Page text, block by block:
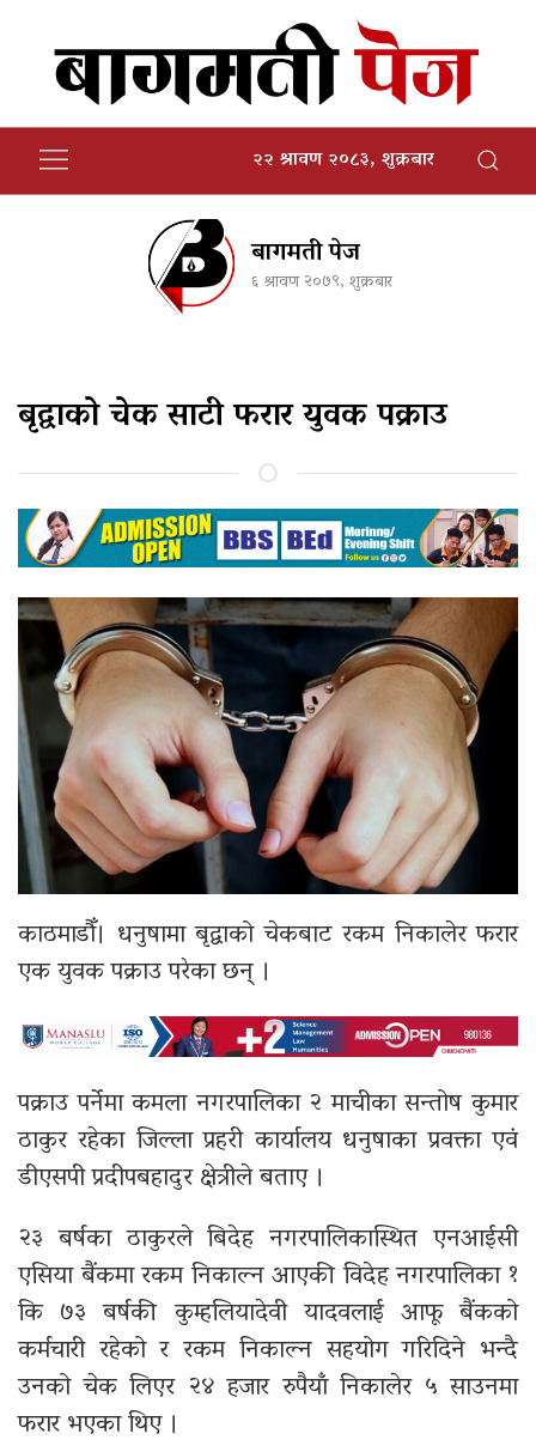
२२ श्रावण २०८३, शुक्रबार
बागमती पेज
६ श्रावण २०७९, शुक्रबार
बृद्वाको चेक साटी फरार युवक पक्राउ
काठमाडौँ। धनुषामा बृद्वाको चेकबाट रकम निकालेर फरार
एक युवक पक्राउ परेका छन् ।
पक्राउ पर्नेमा कमला नगरपालिका २ माचीका सन्तोष कुमार
ठाकुर रहेका जिल्ला प्रहरी कार्यालय धनुषाका प्रवक्ता एवं
डीएसपी प्रदीपबहादुर क्षेत्रीले बताए ।
२३ बर्षका ठाकुरले बिदेह नगरपालिकास्थित एनआईसी
एसिया बैंकमा रकम निकाल्न आएकी विदेह नगरपालिका १
कि ७३ बर्षकी कुम्हलियादेवी यादवलाई आफू बैंकको
कर्मचारी रहेको र रकम निकाल्न सहयोग गरिदिने भन्दै
उनको चेक लिएर २४ हजार रुपैयाँ निकालेर ५ साउनमा
फरार भएका थिए ।